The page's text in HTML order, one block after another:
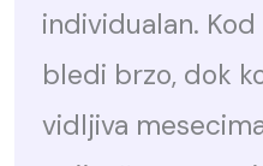
individualan.
bledi brzo, dok
vidljiva